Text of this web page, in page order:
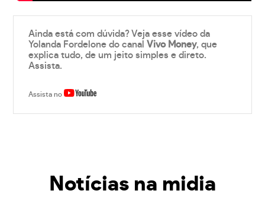
Ainda está com dúvida? Veja esse vídeo da
Yolanda Fordelone do canalVivo Money, que
explica tudo, de um jeito simples e direto.
Assista.
Assista no
Notícias na midia